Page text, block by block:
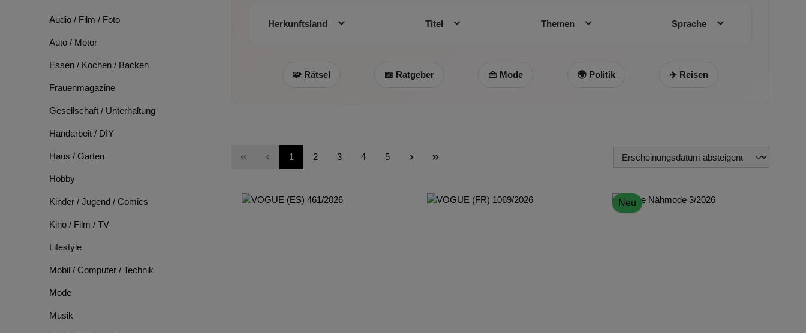
Audio / Film / Foto
Auto / Motor
Essen / Kochen / Backen
Frauenmagazine
Gesellschaft / Unterhaltung
Handarbeit / DIY
Haus / Garten
Hobby
Kinder / Jugend / Comics
Kino / Film / TV
Lifestyle
Mobil / Computer / Technik
Mode
Musik
Herkunftsland Titel Themen Sprache
🧩 Rätsel 📖 Ratgeber 👜 Mode 🌍 Politik ✈️ Reisen
Seite
1 Seite
2 Seite
3 Seite
4 Seite
5
Neu